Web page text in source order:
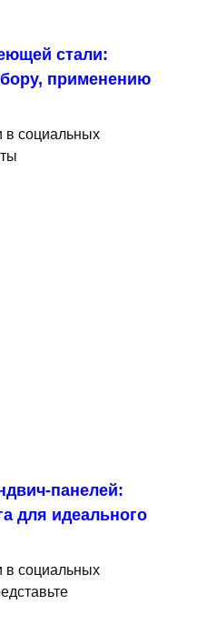
стали:
применению
в социальных
панелей:
для идеального
в социальных